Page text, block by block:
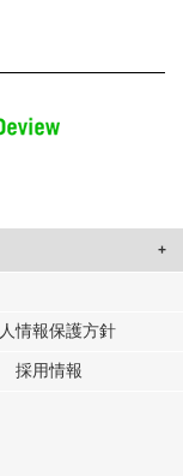
たコンテンツや広告の
しています。
提供した他の情報や、
集した他の情報を組み
情報保護方針
採用情報